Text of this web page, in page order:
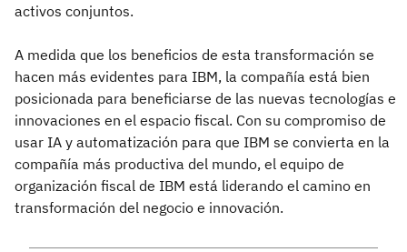
activos conjuntos.
A medida que los beneficios de esta transformación se
hacen más evidentes para IBM, la compañía está bien
posicionada para beneficiarse de las nuevas tecnologías e
innovaciones en el espacio fiscal. Con su compromiso de
usar IA y automatización para que IBM se convierta en la
compañía más productiva del mundo, el equipo de
organización fiscal de IBM está liderando el camino en
transformación del negocio e innovación.